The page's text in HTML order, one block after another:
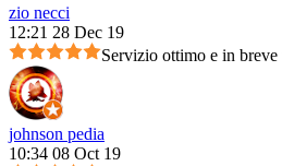
zio necci
12:21 28 Dec 19
Servizio ottimo e in breve
johnson pedia
10:34 08 Oct 19